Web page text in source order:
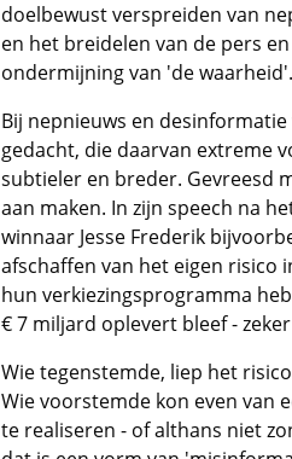
doelbewust verspreiden van
en het breidelen van de pers
ondermijning van 'de
Bij nepnieuws en
gedacht, die daarvan extreme
subtieler en breder. Gevreesd
aan maken. In zijn speech na
winnaar Jesse Frederik
afschaffen van het eigen risico
hun verkiezingsprogramma
€ 7 miljard oplevert bleef -
Wie tegenstemde, liep het
Wie voorstemde kon even van
te realiseren - of althans niet